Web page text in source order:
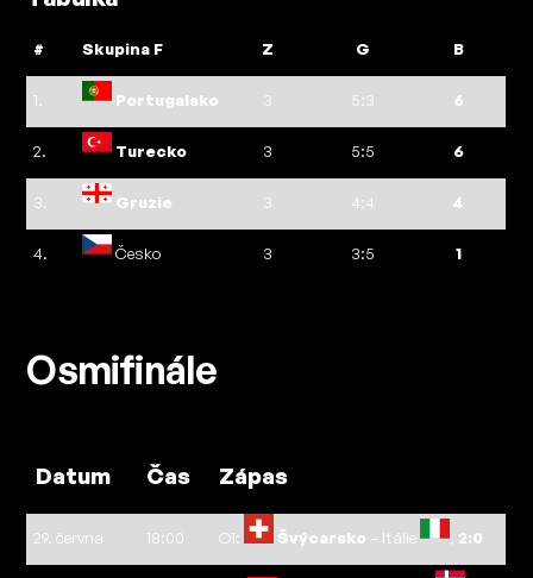
# Skupina F Z G B
1. Portugalsko 3 5:3 6
2. Turecko 3 5:5 6
3. Gruzie 3 4:4 4
4. Česko 3 3:5 1
Osmifinále
Datum Čas Zápas
29. června 18:00 O1: Švýcarsko – Itálie 2:0